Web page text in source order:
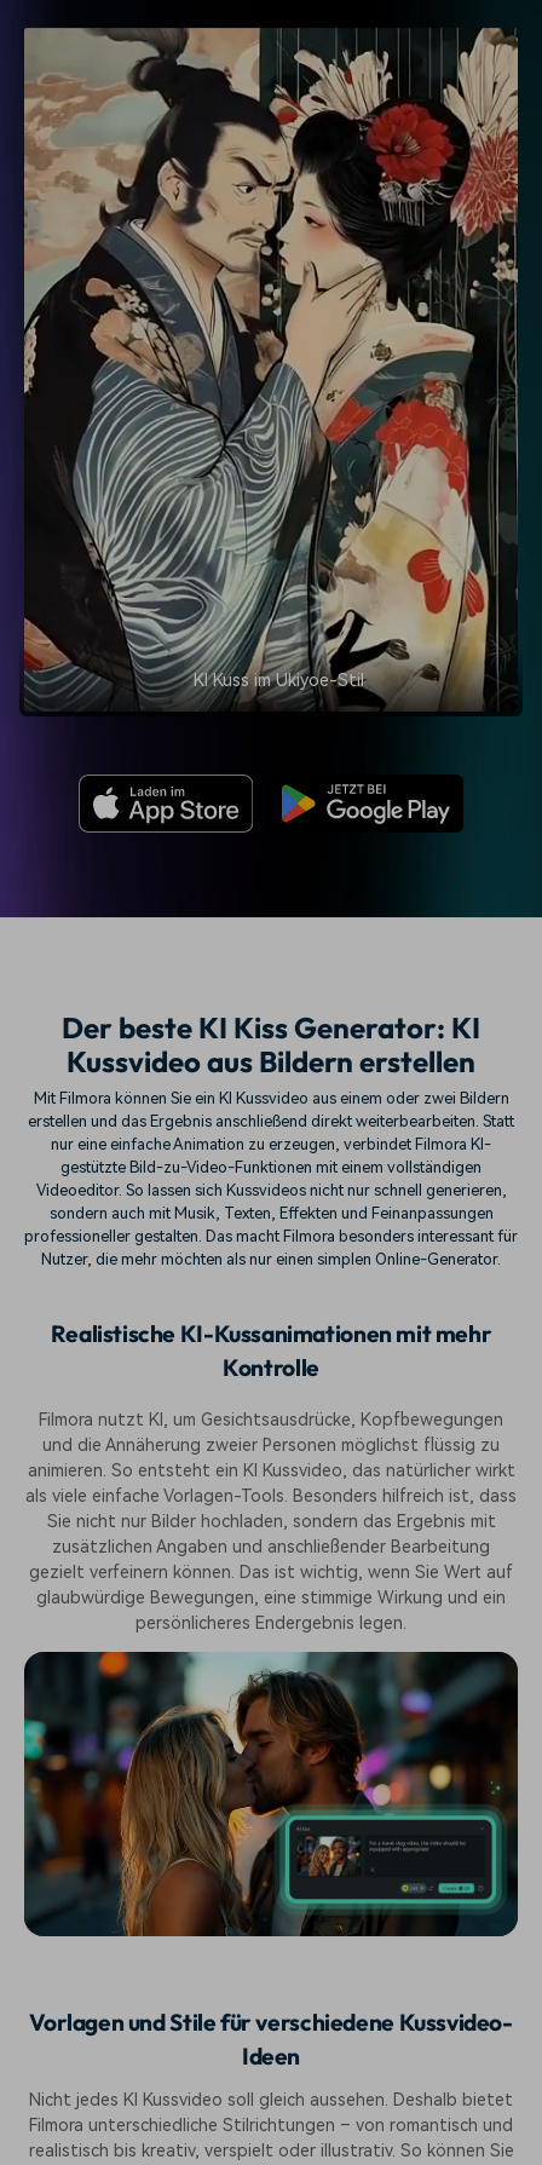
KI Kuss im Ukiyoe-Stil
Der beste KI Kiss Generator: KI
Kussvideo aus Bildern erstellen
Mit Filmora können Sie ein KI Kussvideo aus einem oder zwei Bildern
erstellen und das Ergebnis anschließend direkt weiterbearbeiten. Statt
nur eine einfache Animation zu erzeugen, verbindet Filmora KI-
gestützte Bild-zu-Video-Funktionen mit einem vollständigen
Videoeditor. So lassen sich Kussvideos nicht nur schnell generieren,
sondern auch mit Musik, Texten, Effekten und Feinanpassungen
professioneller gestalten. Das macht Filmora besonders interessant für
Nutzer, die mehr möchten als nur einen simplen Online-Generator.
Realistische KI-Kussanimationen mit mehr
Kontrolle
Filmora nutzt KI, um Gesichtsausdrücke, Kopfbewegungen
und die Annäherung zweier Personen möglichst flüssig zu
animieren. So entsteht ein KI Kussvideo, das natürlicher wirkt
als viele einfache Vorlagen-Tools. Besonders hilfreich ist, dass
Sie nicht nur Bilder hochladen, sondern das Ergebnis mit
zusätzlichen Angaben und anschließender Bearbeitung
gezielt verfeinern können. Das ist wichtig, wenn Sie Wert auf
glaubwürdige Bewegungen, eine stimmige Wirkung und ein
persönlicheres Endergebnis legen.
Vorlagen und Stile für verschiedene Kussvideo-
Ideen
Nicht jedes KI Kussvideo soll gleich aussehen. Deshalb bietet
Filmora unterschiedliche Stilrichtungen – von romantisch und
realistisch bis kreativ, verspielt oder illustrativ. So können Sie